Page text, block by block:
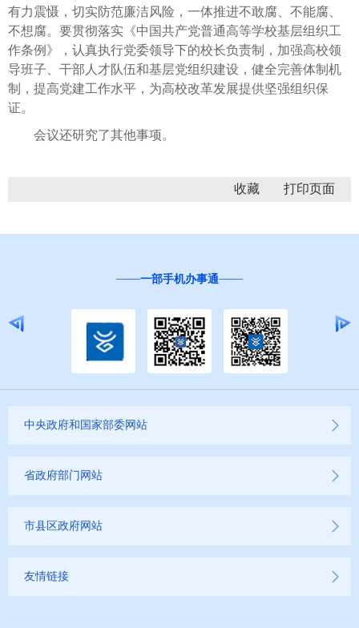
有力震慑，切实防范廉洁风险，一体推进不敢腐、不能腐、
不想腐。要贯彻落实《中国共产党普通高等学校基层组织工
作条例》，认真执行党委领导下的校长负责制，加强高校领
导班子、干部人才队伍和基层党组织建设，健全完善体制机
制，提高党建工作水平，为高校改革发展提供坚强组织保
证。
会议还研究了其他事项。
收藏
一部手机办事通
中央政府和国家部委网站
省政府部门网站
市县区政府网站
友情链接